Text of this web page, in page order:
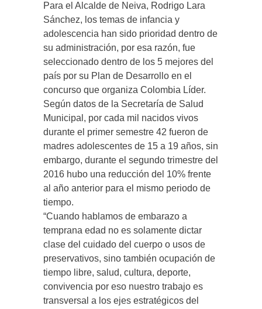
Para el Alcalde de Neiva, Rodrigo Lara
Sánchez, los temas de infancia y
adolescencia han sido prioridad dentro de
su administración, por esa razón, fue
seleccionado dentro de los 5 mejores del
país por su Plan de Desarrollo en el
concurso que organiza Colombia Líder.
Según datos de la Secretaría de Salud
Municipal, por cada mil nacidos vivos
durante el primer semestre 42 fueron de
madres adolescentes de 15 a 19 años, sin
embargo, durante el segundo trimestre del
2016 hubo una reducción del 10% frente
al año anterior para el mismo periodo de
tiempo.
“Cuando hablamos de embarazo a
temprana edad no es solamente dictar
clase del cuidado del cuerpo o usos de
preservativos, sino también ocupación de
tiempo libre, salud, cultura, deporte,
convivencia por eso nuestro trabajo es
transversal a los ejes estratégicos del